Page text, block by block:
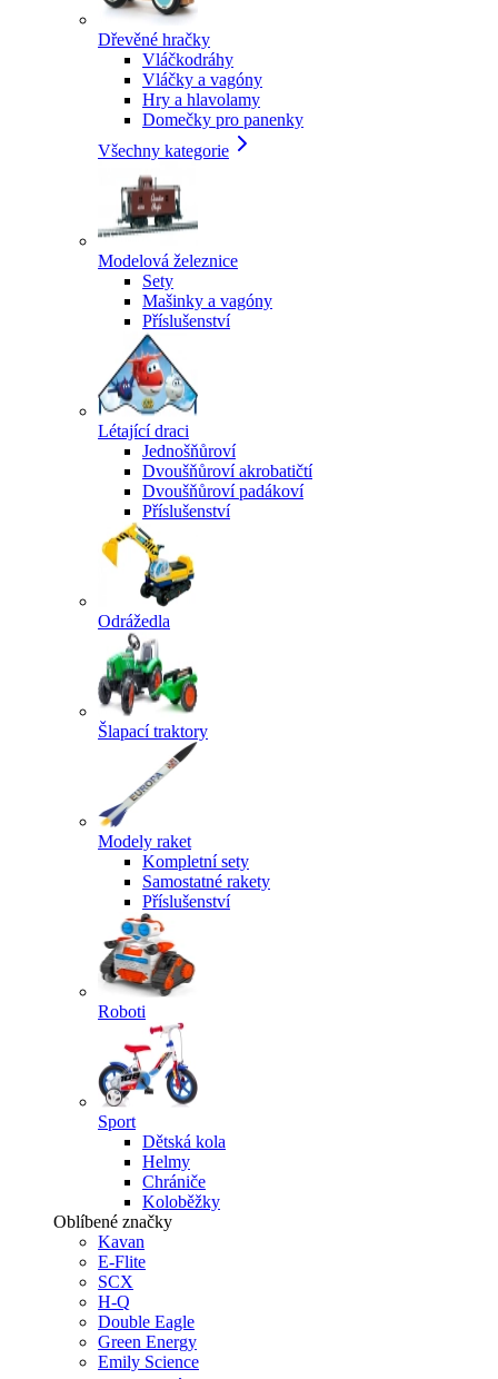
Dřevěné hračky
Vláčkodráhy
Vláčky a vagóny
Hry a hlavolamy
Domečky pro panenky
Všechny kategorie
Modelová železnice
Sety
Mašinky a vagóny
Příslušenství
Létající draci
Jednošňůroví
Dvoušňůroví akrobatičtí
Dvoušňůroví padákoví
Příslušenství
Odrážedla
Šlapací traktory
Modely raket
Kompletní sety
Samostatné rakety
Příslušenství
Roboti
Sport
Dětská kola
Helmy
Chrániče
Koloběžky
Oblíbené značky
Kavan
E-Flite
SCX
H-Q
Double Eagle
Green Energy
Emily Science